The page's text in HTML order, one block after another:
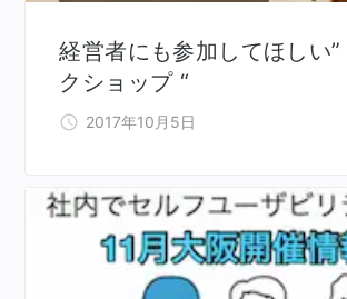
経営者にも参加してほしい
クショップ “
2017年10月5日